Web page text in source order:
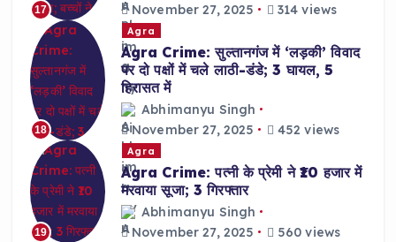
17
November 27, 2025
314 views
18
Agra
Agra Crime: सुल्तानगंज में ‘लड़की’ विवाद
पर दो पक्षों में चले लाठी-डंडे; 3 घायल, 5
हिरासत में
Abhimanyu Singh
November 27, 2025
452 views
19
Agra
Agra Crime: पत्नी के प्रेमी ने ₹10 हजार में
मरवाया सूजा; 3 गिरफ्तार
Abhimanyu Singh
November 27, 2025
560 views